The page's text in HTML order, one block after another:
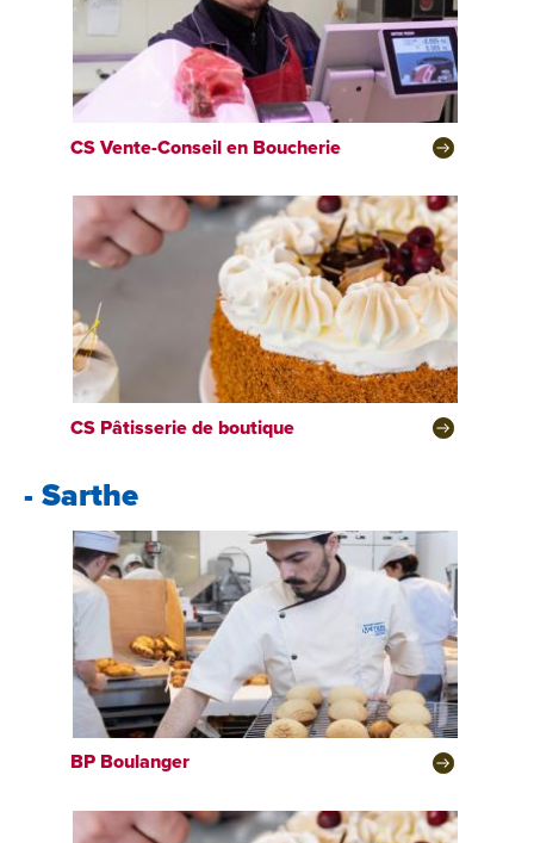
CS Vente-Conseil en Boucherie
CS Pâtisserie de boutique
- Sarthe
BP Boulanger